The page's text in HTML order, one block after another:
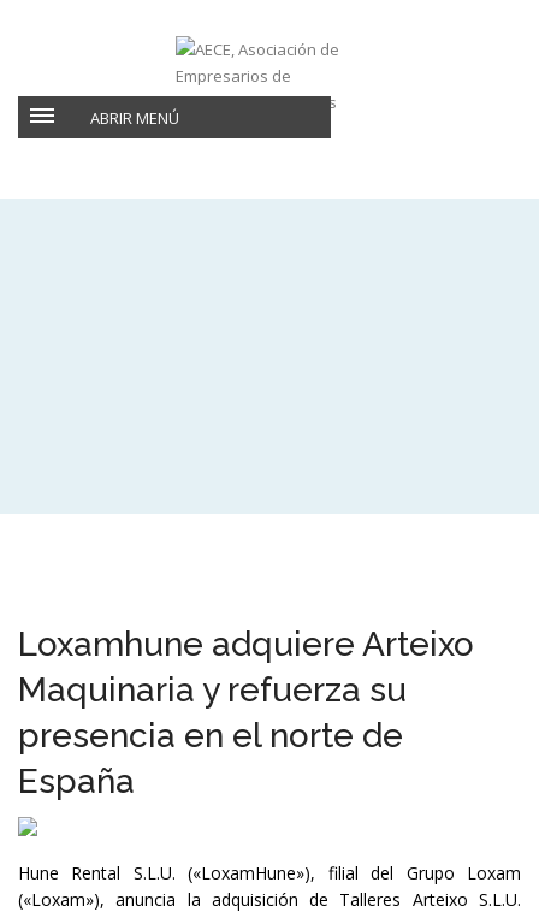
ABRIR MENÚ
Loxamhune adquiere Arteixo
Maquinaria y refuerza su
presencia en el norte de
España
Hune Rental S.L.U. («LoxamHune»), filial del Grupo Loxam
(«Loxam»), anuncia la adquisición de Talleres Arteixo S.L.U.